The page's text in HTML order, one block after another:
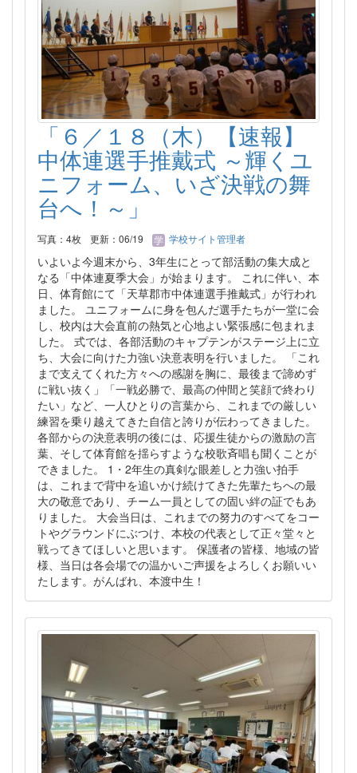
「６／１８（木）【速報】
中体連選手推戴式 ～輝くユ
ニフォーム、いざ決戦の舞
台へ！～」
写真：4枚 更新：06/19 学校サイト管理者
いよいよ今週末から、3年生にとって部活動の集大成と
なる「中体連夏季大会」が始まります。 これに伴い、本
日、体育館にて「天草郡市中体連選手推戴式」が行われ
ました。 ユニフォームに身を包んだ選手たちが一堂に会
し、校内は大会直前の熱気と心地よい緊張感に包まれま
した。 式では、各部活動のキャプテンがステージ上に立
ち、大会に向けた力強い決意表明を行いました。 「これ
まで支えてくれた方々への感謝を胸に、最後まで諦めず
に戦い抜く」「一戦必勝で、最高の仲間と笑顔で終わり
たい」など、一人ひとりの言葉から、これまでの厳しい
練習を乗り越えてきた自信と誇りが伝わってきました。
各部からの決意表明の後には、応援生徒からの激励の言
葉、そして体育館を揺らすような校歌斉唱も聞くことが
できました。 1・2年生の真剣な眼差しと力強い拍手
は、これまで背中を追いかけ続けてきた先輩たちへの最
大の敬意であり、チーム一員としての固い絆の証でもあ
りました。 大会当日は、これまでの努力のすべてをコー
トやグラウンドにぶつけ、本校の代表として正々堂々と
戦ってきてほしいと思います。 保護者の皆様、地域の皆
様、当日は各会場での温かいご声援をよろしくお願いい
たします。がんばれ、本渡中生！